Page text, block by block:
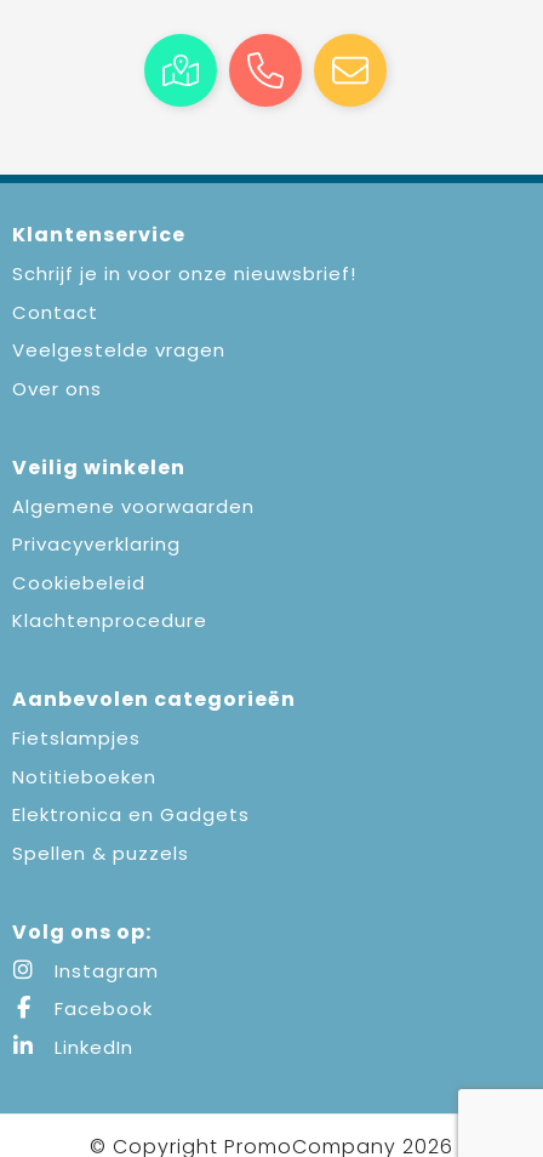
Klantenservice
Schrijf je in voor onze nieuwsbrief!
Contact
Veelgestelde vragen
Over ons
Veilig winkelen
Algemene voorwaarden
Privacyverklaring
Cookiebeleid
Klachtenprocedure
Aanbevolen categorieën
Fietslampjes
Notitieboeken
Elektronica en Gadgets
Spellen & puzzels
Volg ons op:
Instagram
Facebook
LinkedIn
© Copyright PromoCompany 2026